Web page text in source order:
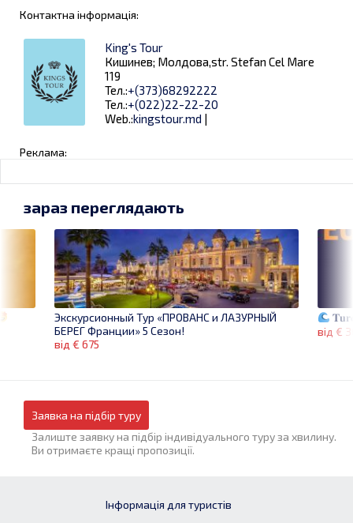
Контактна інформація:
King's Tour
Кишинев; Молдова,str. Stefan Cel Mare
119
Тел.:+(373)68292222
Тел.:+(022)22-22-20
Web.:kingstour.md |
Реклама:
від €
зараз переглядають
Экскурсионный Тур «ПРОВАНС и ЛАЗУРНЫЙ
БЕРЕГ Франции» 5 Сезон!
від € 675
Заявка на підбір туру
Залиште заявку на підбір індивідуального туру за хвилину.
Ви отримаєте кращі пропозиції.
Інформація для туристів